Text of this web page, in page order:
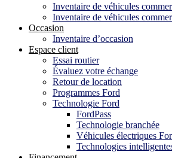
Inventaire de véhicules
Inventaire de véhicules
Occasion
Inventaire d’occasion
Espace client
Essai routier
Évaluez votre échange
Retour de location
Programmes Ford
Technologie Ford
FordPass
Technologie branchée
Véhicules électriques
Technologies